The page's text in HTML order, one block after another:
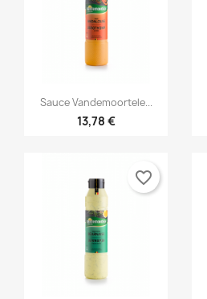
Snabbvy
Sauce Vandemoortele...
13,78 €
favorite_border